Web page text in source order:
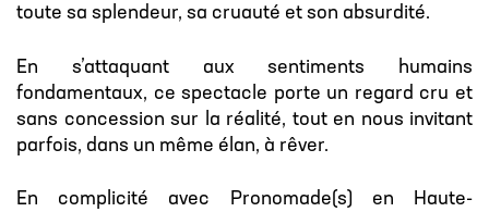
toute sa splendeur, sa cruauté et son absurdité.
En s’attaquant aux sentiments humains
fondamentaux, ce spectacle porte un regard cru et
sans concession sur la réalité, tout en nous invitant
parfois, dans un même élan, à rêver.
En complicité avec Pronomade(s) en Haute-